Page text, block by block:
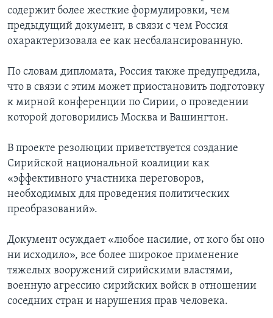
содержит более жесткие формулировки, чем
предыдущий документ, в связи с чем Россия
охарактеризовала ее как несбалансированную.
По словам дипломата, Россия также предупредила,
что в связи с этим может приостановить подготовку
к мирной конференции по Сирии, о проведении
которой договорились Москва и Вашингтон.
В проекте резолюции приветствуется создание
Сирийской национальной коалиции как
«эффективного участника переговоров,
необходимых для проведения политических
преобразований».
Документ осуждает «любое насилие, от кого бы оно
ни исходило», все более широкое применение
тяжелых вооружений сирийскими властями,
военную агрессию сирийских войск в отношении
соседних стран и нарушения прав человека.